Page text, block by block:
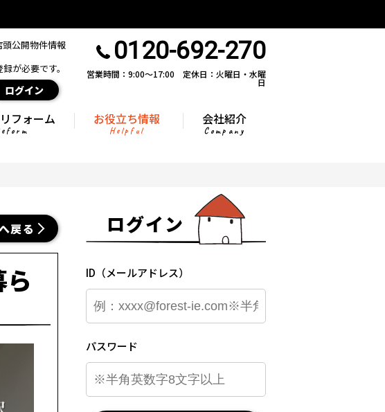
公開物件情報
が必要です。
ログイン
0120-692-270
営業時間：9:00〜17:00 定休日：火曜日・水曜
日
フォーム お役立ち情報
Helpful
会社紹介
Company
戻る ログイン
ID（メールアドレス）
パスワード